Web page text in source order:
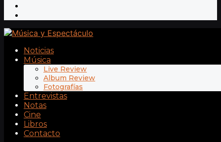
Noticias
Música
Live Review
Album Review
Fotografías
Entrevistas
Notas
Cine
Libros
Contacto